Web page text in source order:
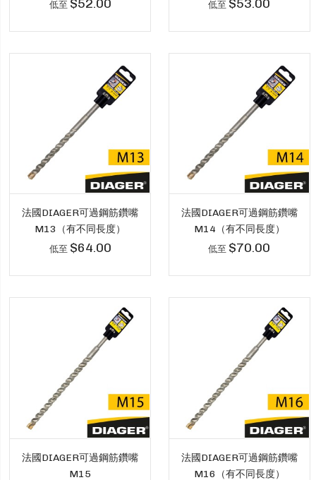
低至 $52.00 低至 $53.00
法國DIAGER可過鋼筋鑽嘴
M13（有不同長度）
低至 $64.00
法國DIAGER可過鋼筋鑽嘴
M14（有不同長度）
低至 $70.00
法國DIAGER可過鋼筋鑽嘴
M15
法國DIAGER可過鋼筋鑽嘴
M16（有不同長度）